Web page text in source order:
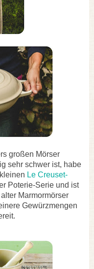
großen Mörser
sehr schwer ist, habe
Le Creuset-
Poterie-Serie und ist
Marmormörser
Gewürzmengen